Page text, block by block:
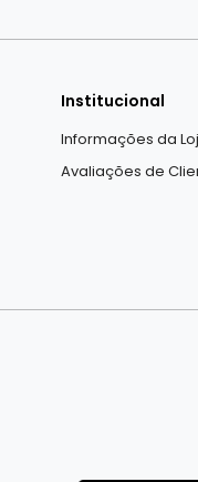
Institucional
Informações da
Avaliações de